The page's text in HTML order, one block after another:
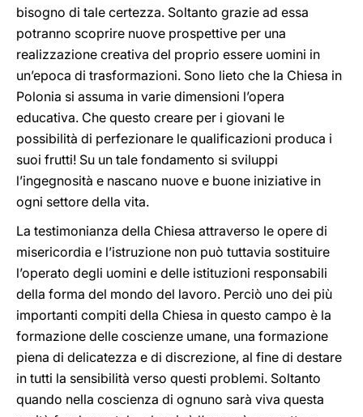
bisogno di tale certezza. Soltanto grazie ad essa
potranno scoprire nuove prospettive per una
realizzazione creativa del proprio essere uomini in
un’epoca di trasformazioni. Sono lieto che la Chiesa in
Polonia si assuma in varie dimensioni l’opera
educativa. Che questo creare per i giovani le
possibilità di perfezionare le qualificazioni produca i
suoi frutti! Su un tale fondamento si sviluppi
l’ingegnosità e nascano nuove e buone iniziative in
ogni settore della vita.
La testimonianza della Chiesa attraverso le opere di
misericordia e l’istruzione non può tuttavia sostituire
l’operato degli uomini e delle istituzioni responsabili
della forma del mondo del lavoro. Perciò uno dei più
importanti compiti della Chiesa in questo campo è la
formazione delle coscienze umane, una formazione
piena di delicatezza e di discrezione, al fine di destare
in tutti la sensibilità verso questi problemi. Soltanto
quando nella coscienza di ognuno sarà viva questa